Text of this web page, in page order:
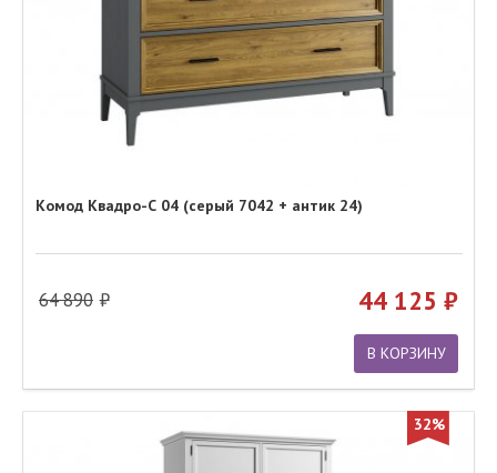
Комод Квадро-С 04 (серый 7042 + антик 24)
64 890 44 125
В КОРЗИНУ
32%